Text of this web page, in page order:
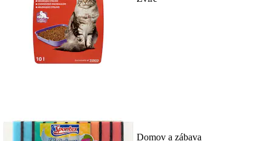
Domov a zábava